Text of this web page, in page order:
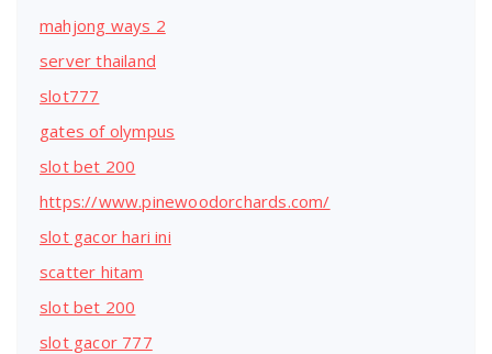
mahjong ways 2
server thailand
slot777
gates of olympus
slot bet 200
https://www.pinewoodorchards.com/
slot gacor hari ini
scatter hitam
slot bet 200
slot gacor 777